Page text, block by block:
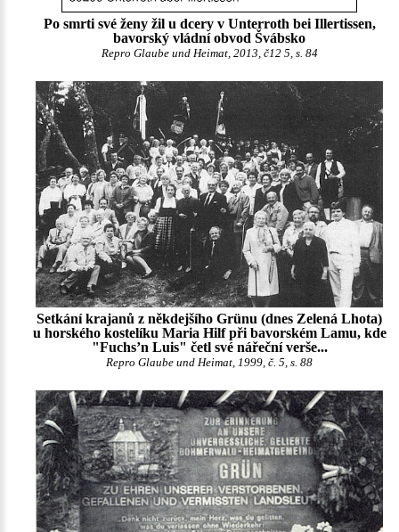
Po smrti své ženy žil u dcery v Unterroth bei Illertissen,
bavorský vládní obvod Švábsko
Repro Glaube und Heimat, 2013, č12 5, s. 84
Setkání krajanů z někdejšího Grünu (dnes Zelená Lhota)
u horského kostelíku Maria Hilf při bavorském Lamu, kde
"Fuchs’n Luis" četl své nářeční verše...
Repro Glaube und Heimat, 1999, č. 5, s. 88